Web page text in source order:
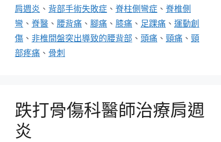
肩週炎 、 背部手術失敗症 、 脊柱側彎症 、 脊椎側
彎 、 脊醫 、 腰背痛 、 腳痛 、 膝痛 、 足踝痛 、 運動創
傷 、 非椎間盤突出導致的腰背部 、 頭痛 、 頸痛 、 頸
部疼痛 、 骨刺
跌打骨傷科醫師治療肩週
炎